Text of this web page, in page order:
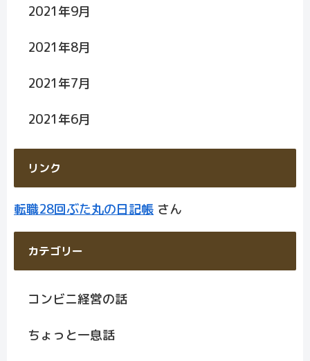
2021年9月
2021年8月
2021年7月
2021年6月
リンク
転職28回ぶた丸の日記帳 さん
カテゴリー
コンビニ経営の話
ちょっと一息話